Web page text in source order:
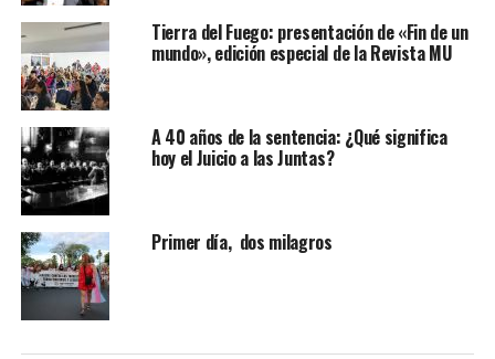
Tierra del Fuego: presentación de «Fin de un
mundo», edición especial de la Revista MU
A 40 años de la sentencia: ¿Qué significa
hoy el Juicio a las Juntas?
Primer día, dos milagros